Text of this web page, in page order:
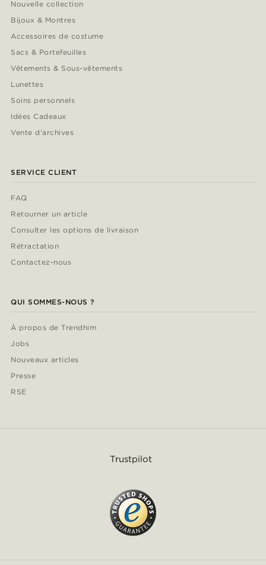
Nouvelle collection
Bijoux & Montres
Accessoires de costume
Sacs & Portefeuilles
Vêtements & Sous-vêtements
Lunettes
Soins personnels
Idées Cadeaux
Vente d'archives
SERVICE CLIENT
FAQ
Retourner un article
Consulter les options de livraison
Rétractation
Contactez-nous
QUI SOMMES-NOUS ?
À propos de Trendhim
Jobs
Nouveaux articles
Presse
RSE
Trustpilot